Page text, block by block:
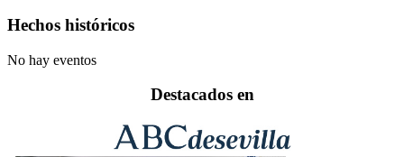
Hechos históricos
No hay eventos
Destacados en